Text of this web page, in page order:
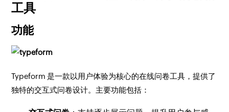
工具
功能
Typeform 是一款以用户体验为核心的在线问卷工具，提供了
独特的交互式问卷设计。主要功能包括：